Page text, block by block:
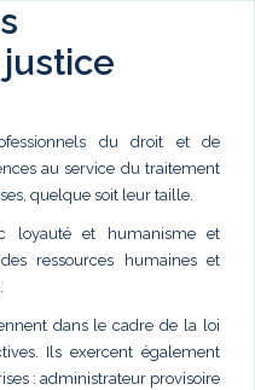
du droit et de
au service du traitement
quelque soit leur taille.
loyauté et humanisme et
ressources humaines et
dans le cadre de la loi
Ils exercent également
: administrateur provisoire